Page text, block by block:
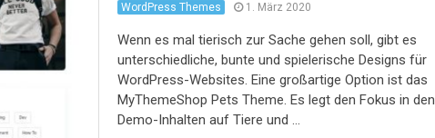
WordPress Themes 1. März 2020
Wenn es mal tierisch zur Sache gehen soll, gibt es
unterschiedliche, bunte und spielerische Designs für
WordPress-Websites. Eine großartige Option ist das
MyThemeShop Pets Theme. Es legt den Fokus in den
Demo-Inhalten auf Tiere und …